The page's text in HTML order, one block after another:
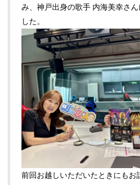
み、神戸出身の歌手 内海美幸さ
した。
前回お越しいただいたときにもお